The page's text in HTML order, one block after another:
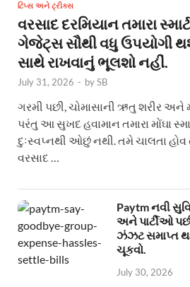
ટિપ્સ અને ટ્રીક્સ
વરસાદ દરમિયાન તમારા
ગેજેટ્સ સૌથી વધુ ઉપયોગી
સાથે રાખવાનું ભૂલશો નહીં.
July 31, 2026 - bySB
ગરમી પછી, ચોમાસાની ઋતુ શરીર
પરંતુ આ સુખદ હવામાન તમારા મોંઘા
દુઃસ્વપ્નથી ઓછું નથી. તમે ચાલતા હોવ
વરસાદ …
Paytm નવી
અને પાર્ટીઓ
ઝંઝટ સમાપ્ત
ચૂકવો.
July 30, 2026